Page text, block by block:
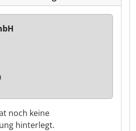
noch keine
hinterlegt.